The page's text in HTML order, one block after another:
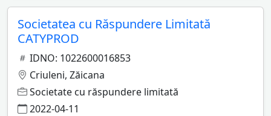
Societatea cu Răspundere Limitată
CATYPROD
IDNO: 1022600016853
Criuleni, Zăicana
Societate cu răspundere limitată
2022-04-11